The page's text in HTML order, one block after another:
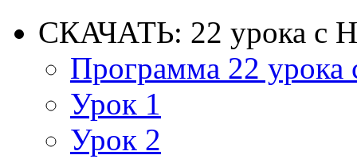
СКАЧАТЬ: 22 урока с
Программа 22
Урок 1
Урок 2